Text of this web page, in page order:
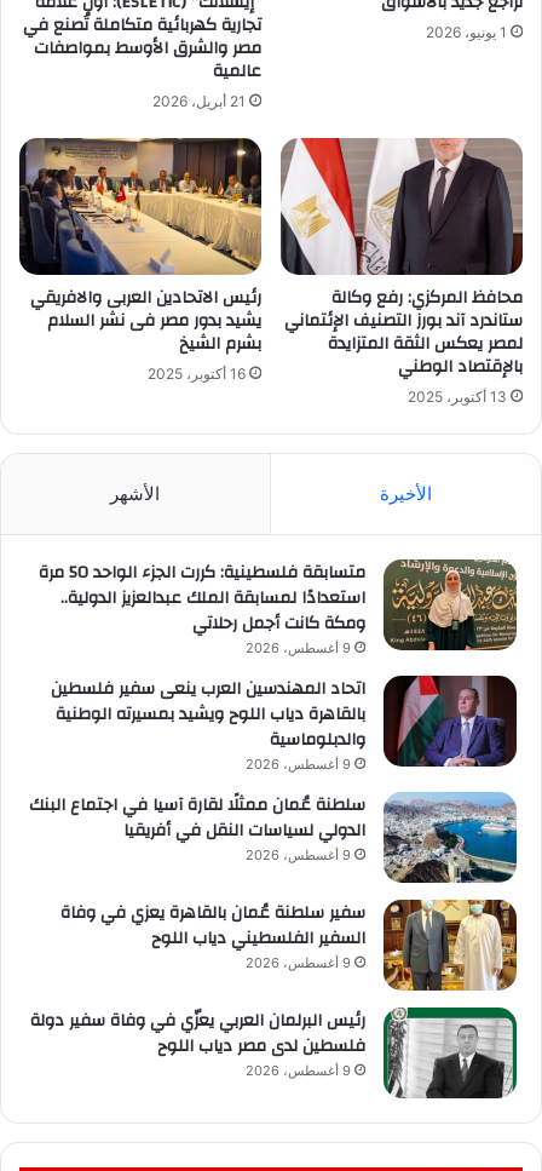
1 يونيو، 2026 تجارية كهربائية متكاملة تُصنع في
مصر والشرق الأوسط بمواصفات
عالمية
21 أبريل، 2026
محافظ المركزي: رفع وكالة
ستاندرد آند بورز التصنيف الإئتماني
لمصر يعكس الثقة المتزايدة
بالإقتصاد الوطني
13 أكتوبر، 2025
رئيس الاتحادين العربى والافريقي
يشيد بدور مصر فى نشر السلام
بشرم الشيخ
16 أكتوبر، 2025
الأخيرة الأشهر
متسابقة فلسطينية: كررت الجزء الواحد 50 مرة
استعدادًا لمسابقة الملك عبدالعزيز الدولية..
ومكة كانت أجمل رحلاتي
9 أغسطس، 2026
اتحاد المهندسين العرب ينعى سفير فلسطين
بالقاهرة دياب اللوح ويشيد بمسيرته الوطنية
والدبلوماسية
9 أغسطس، 2026
سلطنة عُمان ممثلًا لقارة آسيا في اجتماع البنك
الدولي لسياسات النقل في أفريقيا
9 أغسطس، 2026
سفير سلطنة عُمان بالقاهرة يعزي في وفاة
السفير الفلسطيني دياب اللوح
9 أغسطس، 2026
رئيس البرلمان العربي يعزّي في وفاة سفير دولة
فلسطين لدى مصر دياب اللوح
9 أغسطس، 2026